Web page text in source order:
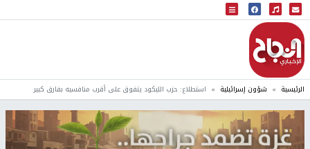
البث المباشر
إذاعة النجاح
الرئيسية شؤون إسرائيلية استطلاع: حزب الليكود يتفوق على أقرب منافسيه بفارق كبير